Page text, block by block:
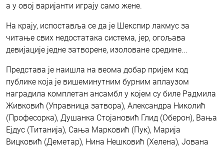
а у овој варијанти играју само жене.
На крају, испоставља се да је Шекспир лакмус за
читање свих недостатака система, јер, огољава
девијације једне затворене, изоловане средине...
Представа је наишла на веома добар пријем код
публике која је вишеминутним бурним аплаузом
наградила комплетан ансамбл у којем су биле Радмила
Живковић (Управница затвора), Александра Николић
(Професорка), Душанка Стојановић Глид (Оберон), Вања
Ејдус (Титанија), Сања Марковић (Пук), Марија
Вицковић (Деметар), Нина Нешковић (Хелена), Јована